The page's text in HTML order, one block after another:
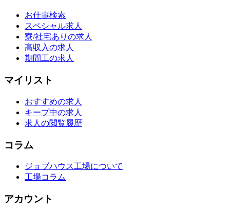
お仕事検索
スペシャル求人
寮/社宅ありの求人
高収入の求人
期間工の求人
マイリスト
おすすめの求人
キープ中の求人
求人の閲覧履歴
コラム
ジョブハウス工場について
工場コラム
アカウント